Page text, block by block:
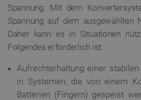
Spannung. Mit dem
Spannung auf dem ausgewählten
Daher kann es in Situationen
Folgendes erforderlich ist:
Aufrechterhaltung einer
in Systemen, die von einem
Batterien (Fingern) gespeist